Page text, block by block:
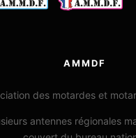
AMMDF
des motardes et
antennes régionales